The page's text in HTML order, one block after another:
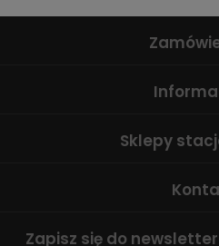
Sklepy
Zapisz się do